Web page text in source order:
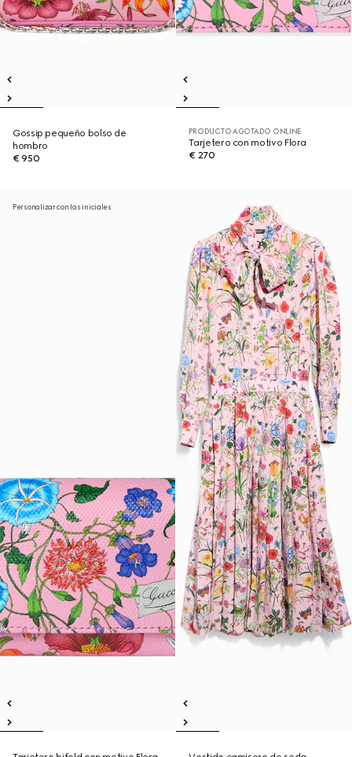
Gossip pequeño bolso de
hombro
€ 950
PRODUCTO AGOTADO ONLINE
Tarjetero con motivo Flora
€ 270
Personalizar con las iniciales